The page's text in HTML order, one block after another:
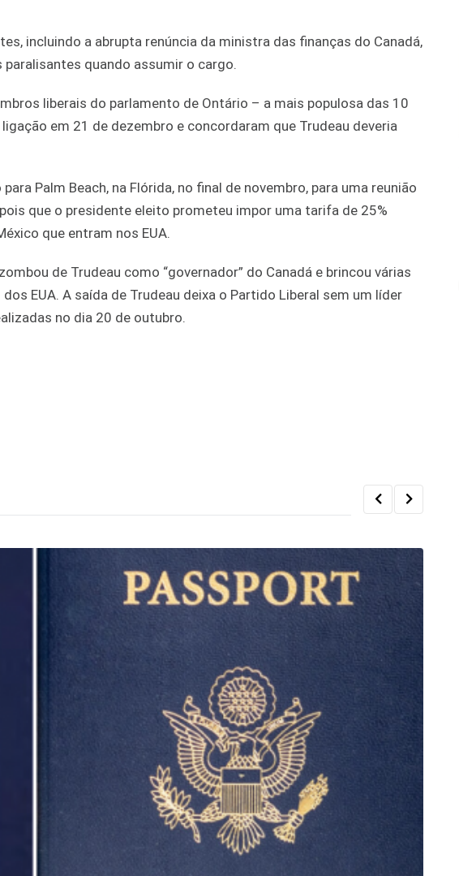
incluindo a abrupta renúncia da ministra das finanças do Canadá,
quando assumir o cargo.
liberais do parlamento de Ontário – a mais populosa das 10
em 21 de dezembro e concordaram que Trudeau deveria
Palm Beach, na Flórida, no final de novembro, para uma reunião
que o presidente eleito prometeu impor uma tarifa de 25%
que entram nos EUA.
de Trudeau como “governador” do Canadá e brincou várias
EUA. A saída de Trudeau deixa o Partido Liberal sem um líder
no dia 20 de outubro.